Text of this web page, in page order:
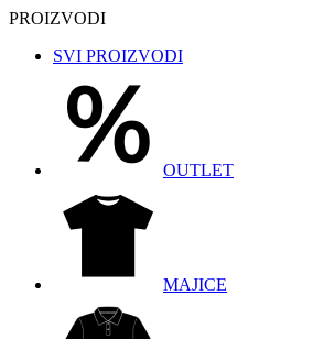
PROIZVODI
SVI PROIZVODI
OUTLET
MAJICE